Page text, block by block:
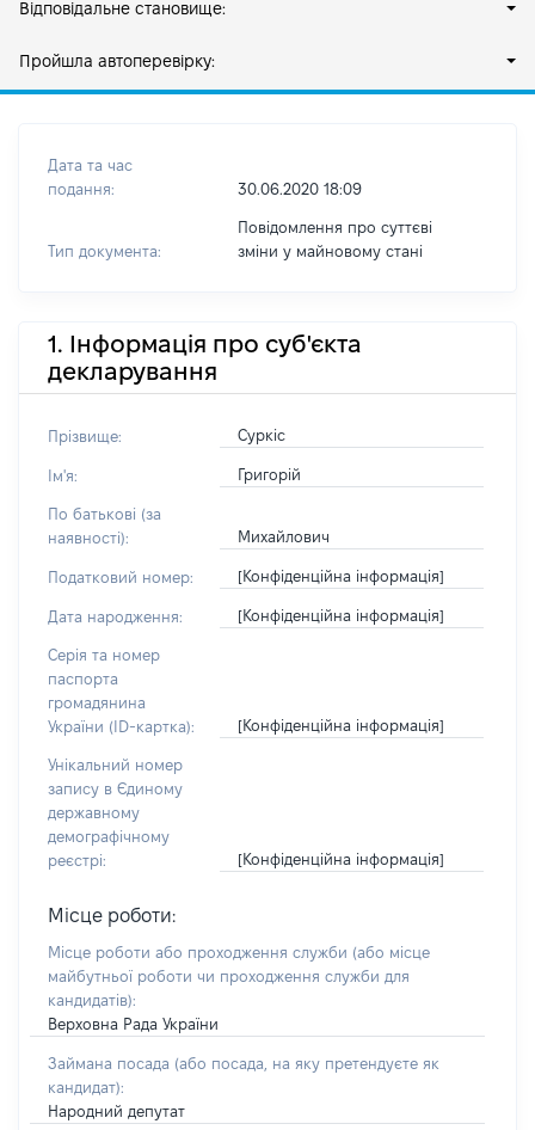
Відповідальне становище:
Пройшла автоперевірку:
Дата та час
подання:
30.06.2020 18:09
Тип документа:
Повідомлення про суттєві
зміни y майновому стані
1. Інформація про суб'єкта
декларування
Прізвище: Суркіс
Ім'я: Григорій
По батькові (за
наявності):
Михайлович
Податковий номер: [Конфіденційна інформація]
Дата народження: [Конфіденційна інформація]
Серія та номер
паспорта
громадянина
України (ID-картка):
[Конфіденційна інформація]
Унікальний номер
запису в Єдиному
державному
демографічному
реєстрі:
[Конфіденційна інформація]
Місце роботи:
Місце роботи або проходження служби (або місце
майбутньої роботи чи проходження служби для
кандидатів):
Верховна Рада України
Займана посада (або посада, на яку претендуєте як
кандидат):
Народний депутат